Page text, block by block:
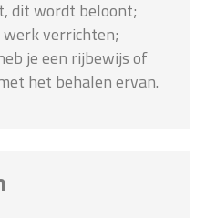
dit wordt beloont;
verrichten;
je een rijbewijs of
het behalen ervan.